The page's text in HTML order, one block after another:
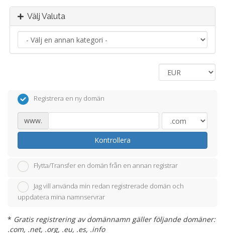
Välj Valuta
Registrera en ny domän
www.
Kontrollera
Flytta/Transfer en domän från en annan registrar
Jag vill använda min redan registrerade domän och
uppdatera mina namnservrar
* Gratis registrering av domännamn gäller följande domäner:
.com, .net, .org, .eu, .es, .info